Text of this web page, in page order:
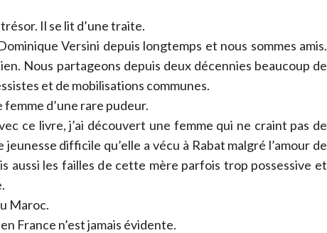
Il se lit d’une traite.
Versini depuis longtemps et nous sommes amis.
Nous partageons depuis deux décennies beaucoup de
et de mobilisations communes.
femme d’une rare pudeur.
ce livre, j’ai découvert une femme qui ne craint pas de
difficile qu’elle a vécu à Rabat malgré l’amour de
aussi les failles de cette mère parfois trop possessive et
Maroc.
France n’est jamais évidente.